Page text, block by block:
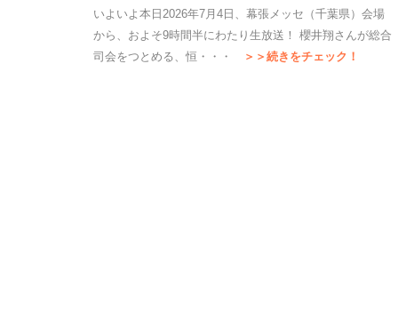
いよいよ本日2026年7月4日、幕張メッセ（千葉県）会場
から、およそ9時間半にわたり生放送！ 櫻井翔さんが総合
司会をつとめる、恒・・・
＞＞続きをチェック！